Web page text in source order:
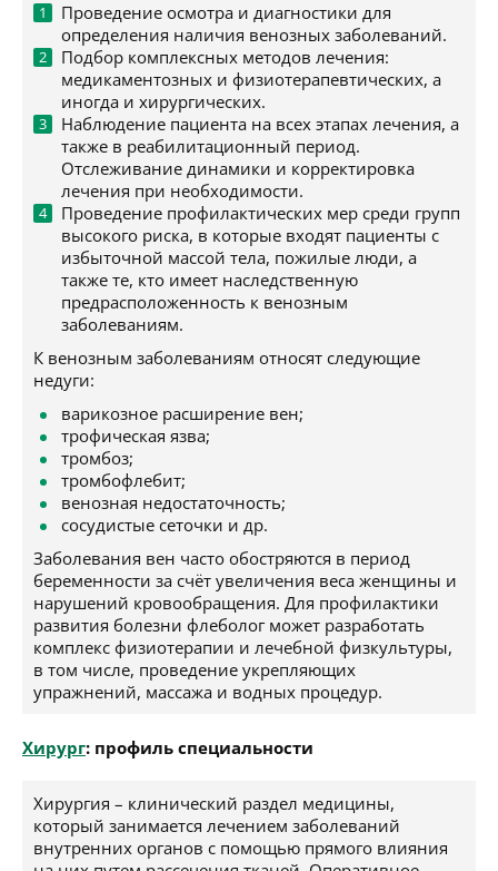
Проведение осмотра и диагностики для
определения наличия венозных заболеваний.
Подбор комплексных методов лечения:
медикаментозных и физиотерапевтических, а
иногда и хирургических.
Наблюдение пациента на всех этапах лечения, а
также в реабилитационный период.
Отслеживание динамики и корректировка
лечения при необходимости.
Проведение профилактических мер среди групп
высокого риска, в которые входят пациенты с
избыточной массой тела, пожилые люди, а
также те, кто имеет наследственную
предрасположенность к венозным
заболеваниям.
К венозным заболеваниям относят следующие
недуги:
варикозное расширение вен;
трофическая язва;
тромбоз;
тромбофлебит;
венозная недостаточность;
сосудистые сеточки и др.
Заболевания вен часто обостряются в период
беременности за счёт увеличения веса женщины и
нарушений кровообращения. Для профилактики
развития болезни флеболог может разработать
комплекс физиотерапии и лечебной физкультуры,
в том числе, проведение укрепляющих
упражнений, массажа и водных процедур.
Хирург: профиль специальности
Хирургия – клинический раздел медицины,
который занимается лечением заболеваний
внутренних органов с помощью прямого влияния